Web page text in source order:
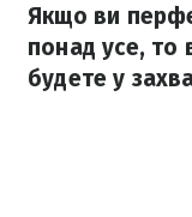
Якщо ви
понад усе, то
будете у